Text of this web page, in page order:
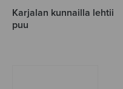
Karjalan kunnailla lehtii
puu